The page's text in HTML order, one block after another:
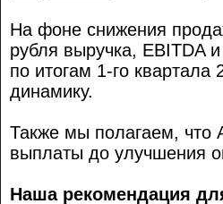
На фоне снижения
рубля выручка, EBITDA
по итогам 1-го
динамику.
Также мы полагаем, что
выплаты до улучшения
Наша рекомендация